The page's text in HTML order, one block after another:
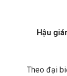
Hậu
Theo đại